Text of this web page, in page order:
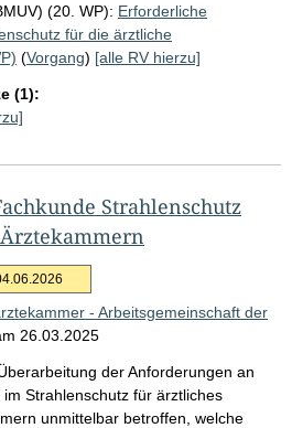
(20. WP): Erforderliche
für die ärztliche
(Vorgang) [alle RV hierzu]
(1):
Strahlenschutz
- Arbeitsgemeinschaft der
26.03.2025
der Anforderungen an
Strahlenschutz für ärztliches
unmittelbar betroffen, welche